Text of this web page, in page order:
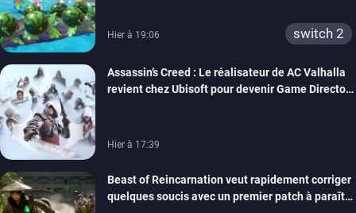
Hier à 19:06 switch 2
Assassin’s Creed : Le réalisateur de AC Valhalla
revient chez Ubisoft pour devenir Game Director
Hier à 17:39
Beast of Reincarnation veut rapidement corriger
quelques soucis avec un premier patch à paraître